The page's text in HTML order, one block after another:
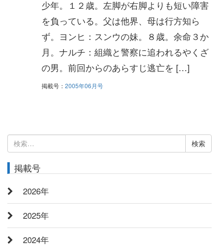
少年。１２歳。左脚が右脚よりも短い障害
を負っている。父は他界、母は行方知ら
ず。ヨンヒ：スンウの妹。８歳。余命３か
月。ナルチ：組織と警察に追われるやくざ
の男。前回からのあらすじ逃亡を […]
掲載号： 2005年06月号
検
索:
掲載号
2026年
2025年
2024年